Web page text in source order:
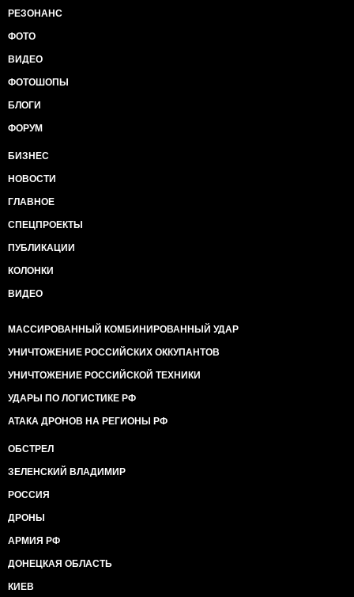
РЕЗОНАНС
ФОТО
ВИДЕО
ФОТОШОПЫ
БЛОГИ
ФОРУМ
БИЗНЕС
НОВОСТИ
ГЛАВНОЕ
СПЕЦПРОЕКТЫ
ПУБЛИКАЦИИ
КОЛОНКИ
ВИДЕО
МАССИРОВАННЫЙ КОМБИНИРОВАННЫЙ УДАР
УНИЧТОЖЕНИЕ РОССИЙСКИХ ОККУПАНТОВ
УНИЧТОЖЕНИЕ РОССИЙСКОЙ ТЕХНИКИ
УДАРЫ ПО ЛОГИСТИКЕ РФ
АТАКА ДРОНОВ НА РЕГИОНЫ РФ
ОБСТРЕЛ
ЗЕЛЕНСКИЙ ВЛАДИМИР
РОССИЯ
ДРОНЫ
АРМИЯ РФ
ДОНЕЦКАЯ ОБЛАСТЬ
КИЕВ